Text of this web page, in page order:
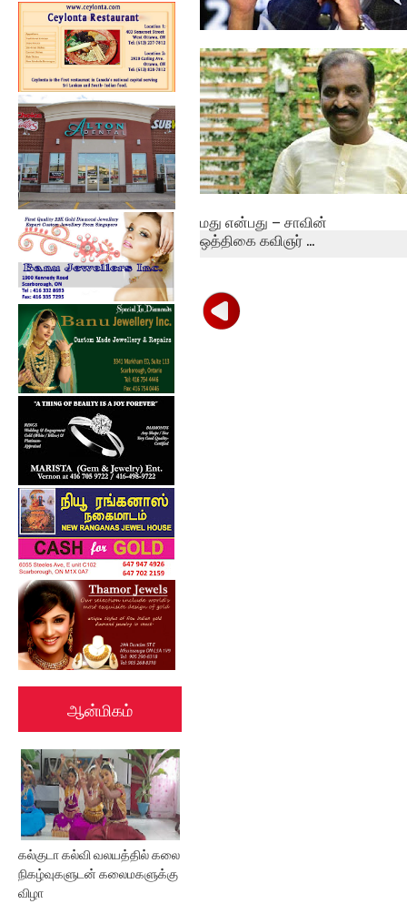
ஆன்மிகம்
கல்குடா கல்வி வலயத்தில் கலை
நிகழ்வுகளுடன் கலைமகளுக்கு
விழா
தமிழகமே கொண்டாட
வேண்டிய வெற்றி- டாஸ...
மது என்பது – சாவின்
ஒத்திகை கவிஞர் ...